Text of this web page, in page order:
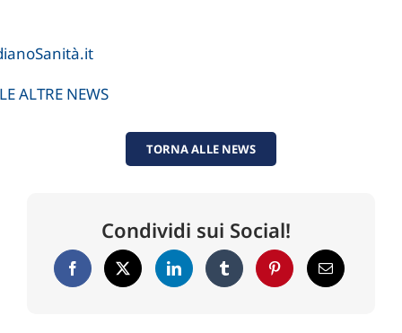
ALTRE NEWS
TORNA ALLE NEWS
Condividi sui Social!